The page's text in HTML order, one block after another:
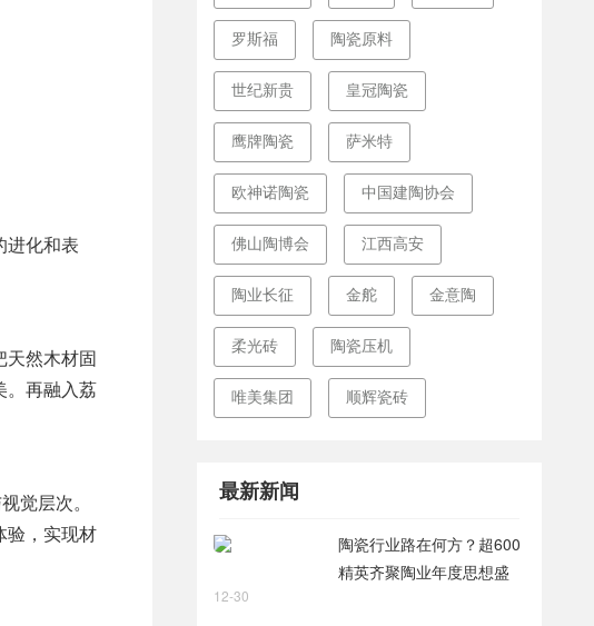
进化和表
天然木材固
。再融入荔
觉层次。
验，实现材
罗斯福 陶瓷原料
世纪新贵 皇冠陶瓷
鹰牌陶瓷 萨米特
欧神诺陶瓷 中国建陶协会
佛山陶博会 江西高安
陶业长征 金舵 金意陶
柔光砖 陶瓷压机
唯美集团 顺辉瓷砖
最新新闻
陶瓷行业路在何方？超600
精英齐聚陶业年度思想盛
12-30